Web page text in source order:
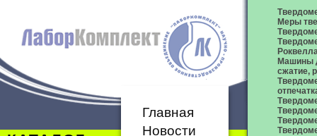
Главная
Новости
Меры
Машины
сжатие,